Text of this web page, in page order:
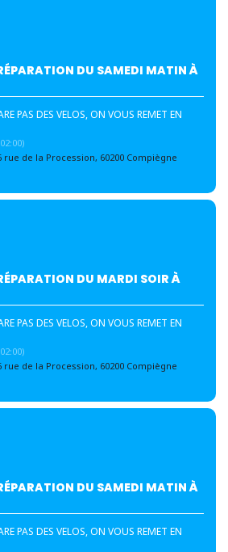
DU SAMEDI MATIN À
PAS DES VELOS, ON VOUS REMET EN
rue de la Procession, 60200 Compiègne
DU MARDI SOIR À
PAS DES VELOS, ON VOUS REMET EN
rue de la Procession, 60200 Compiègne
DU SAMEDI MATIN À
PAS DES VELOS, ON VOUS REMET EN